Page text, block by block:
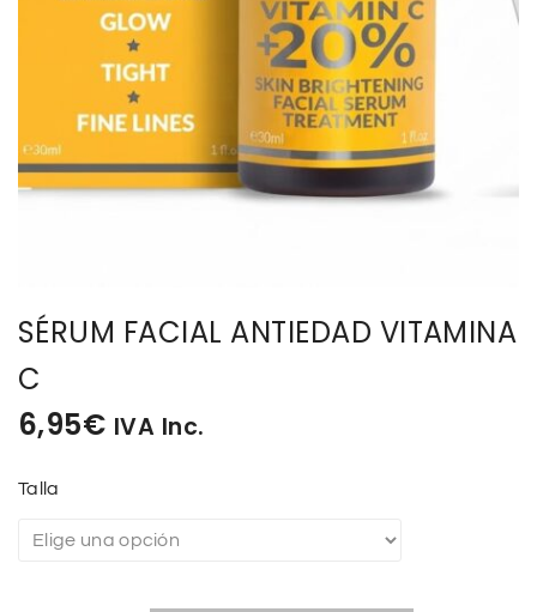
COMPLEMENTOS
TECNOLOGIA
HOGAR
SÉRUM FACIAL ANTIEDAD VITAMINA
C
6,95€ IVA Inc.
Talla